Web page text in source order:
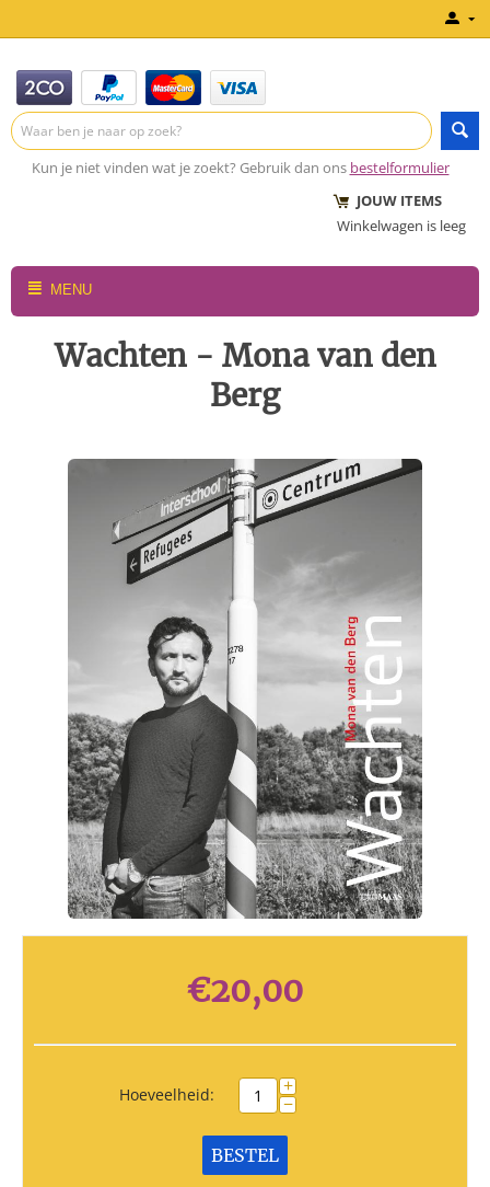
Kun je niet vinden wat je zoekt? Gebruik dan ons bestelformulier
JOUW ITEMS
Winkelwagen is leeg
MENU
Wachten - Mona van den
Berg
€20,00
Hoeveelheid: +
−
BESTEL